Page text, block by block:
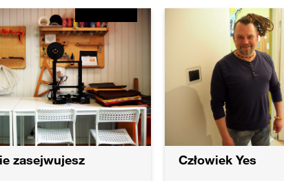
zasejwujesz Człowiek Yes